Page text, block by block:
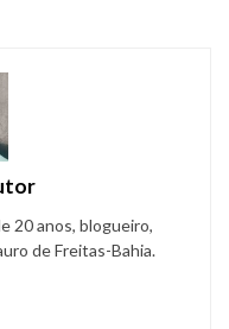
20 anos, blogueiro,
de Freitas-Bahia.